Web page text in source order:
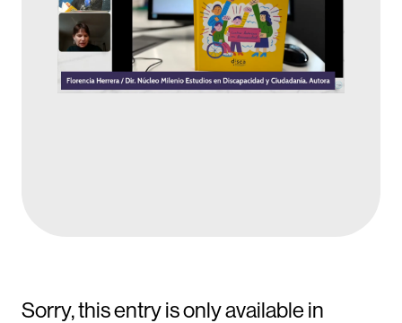
Sorry, this entry is only available in